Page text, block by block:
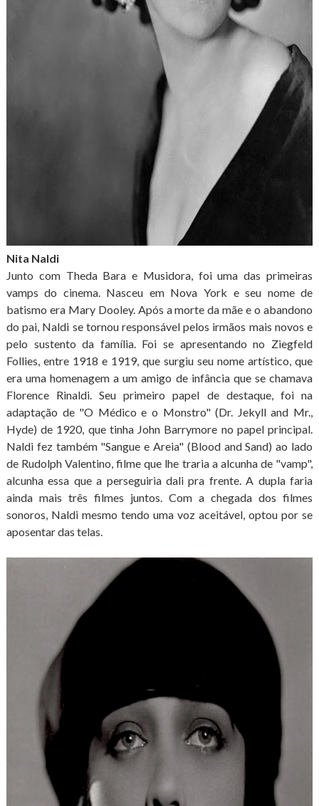
Nita Naldi
Junto com Theda Bara e Musidora, foi uma das primeiras
vamps do cinema. Nasceu em Nova York e seu nome de
batismo era Mary Dooley. Após a morte da mãe e o abandono
do pai, Naldi se tornou responsável pelos irmãos mais novos e
pelo sustento da família. Foi se apresentando no Ziegfeld
Follies, entre 1918 e 1919, que surgiu seu nome artístico, que
era uma homenagem a um amigo de infância que se chamava
Florence Rinaldi. Seu primeiro papel de destaque, foi na
adaptação de "O Médico e o Monstro" (Dr. Jekyll and Mr.,
Hyde) de 1920, que tinha John Barrymore no papel principal.
Naldi fez também "Sangue e Areia" (Blood and Sand) ao lado
de Rudolph Valentino, filme que lhe traria a alcunha de "vamp",
alcunha essa que a perseguiria dali pra frente. A dupla faria
ainda mais três filmes juntos. Com a chegada dos filmes
sonoros, Naldi mesmo tendo uma voz aceitável, optou por se
aposentar das telas.